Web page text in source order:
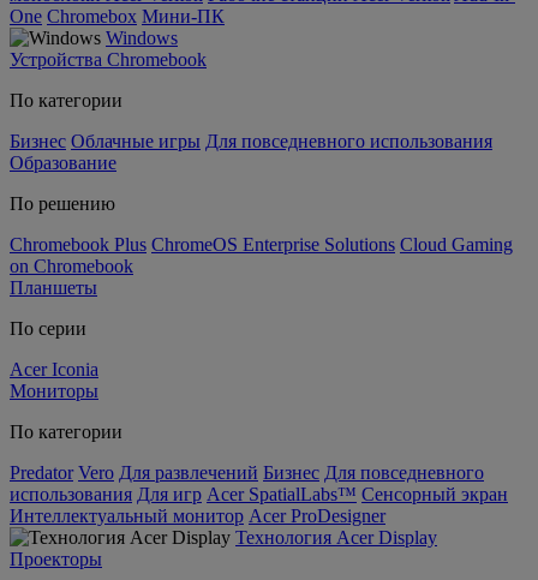
One Chromebox Мини-ПК
Windows
Устройства Chromebook
По категории
Бизнес Облачные игры Для повседневного использования
Образование
По решению
Chromebook Plus ChromeOS Enterprise Solutions Cloud Gaming
on Chromebook
Планшеты
По серии
Acer Iconia
Мониторы
По категории
Predator Vero Для развлечений Бизнес Для повседневного
использования Для игр Acer SpatialLabs™ Сенсорный экран
Интеллектуальный монитор Acer ProDesigner
Технология Acer Display
Проекторы